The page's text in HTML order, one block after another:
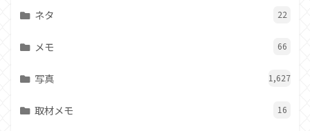
ネタ 22
メモ 66
写真 1,627
取材メモ 16